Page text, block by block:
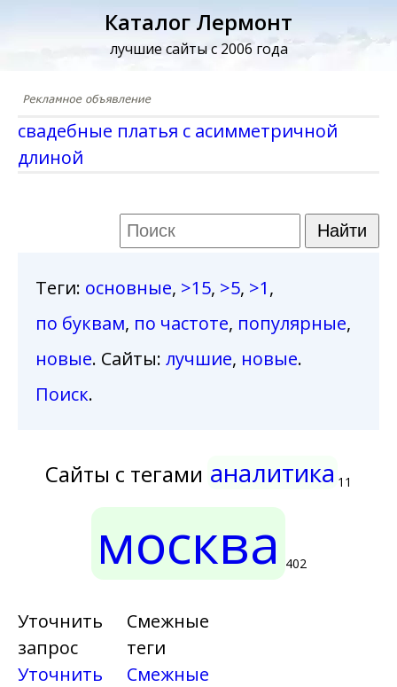
Каталог Лермонт
лучшие сайты с 2006 года
свадебные платья с асимметричной
длиной
Теги: основные, >15, >5, >1,
по буквам, по частоте, популярные,
новые. Сайты: лучшие, новые.
Поиск.
Сайты с тегами аналитика 11
москва 402
Уточнить
запрос
Уточнить
Смежные
теги
Смежные